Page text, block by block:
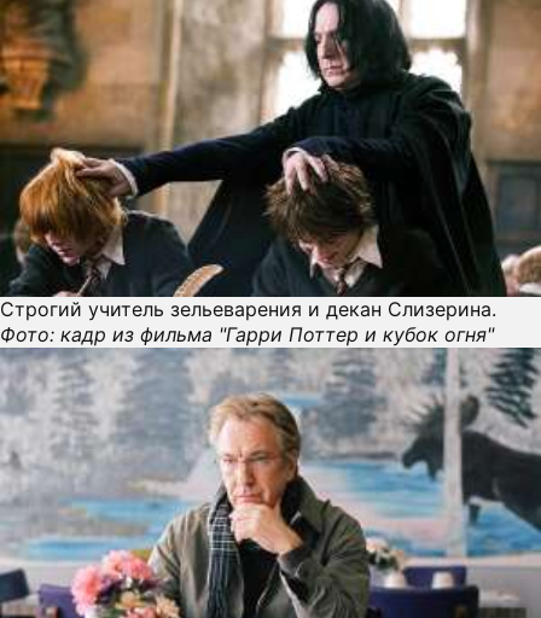
Строгий учитель зельеварения и декан Слизерина.
Фото: кадр из фильма "Гарри Поттер и кубок огня"